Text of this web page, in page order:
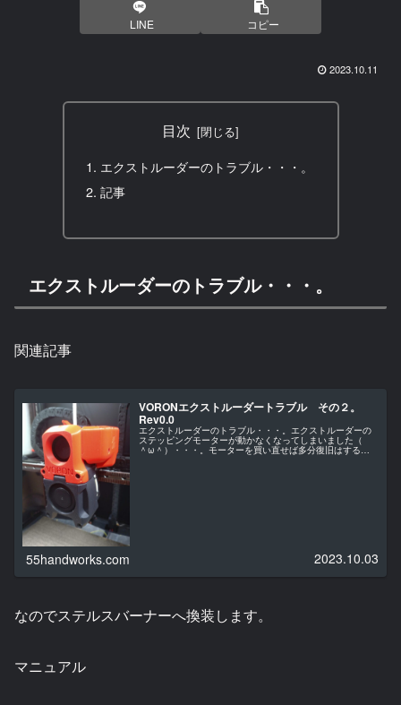
LINE コピー
2023.10.11
目次
エクストルーダーのトラブル・・・。
記事
エクストルーダーのトラブル・・・。
関連記事
VORONエクストルーダートラブル その２。
Rev0.0
エクストルーダーのトラブル・・・。エクストルーダーの
ステッピングモーターが動かなくなってしまいました（
＾ω＾）・・・。モーターを買い直せば多分復旧はすると
思います。でもすでに今使っているアフターバーナーは旧
55handworks.com 2023.10.03
なのでステルスバーナーへ換装します。
マニュアル